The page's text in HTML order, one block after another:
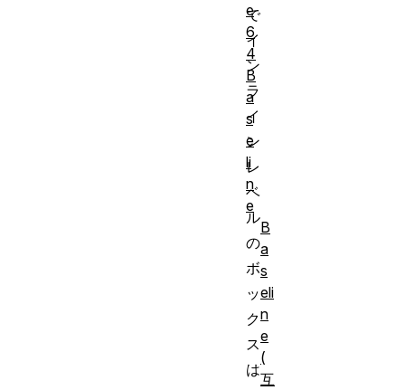
で
イ
ン
ラ
イ
ン
レ
ベ
ル
の
ボ
ッ
ク
ス
は
e
6
4
B
a
s
e
li
n
e
B
a
s
eli
n
e
(
互